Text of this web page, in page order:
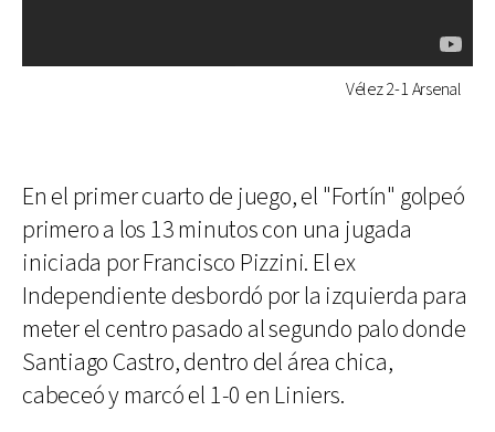
Vélez 2-1 Arsenal
En el primer cuarto de juego, el "Fortín" golpeó
primero a los 13 minutos con una jugada
iniciada por Francisco Pizzini. El ex
Independiente desbordó por la izquierda para
meter el centro pasado al segundo palo donde
Santiago Castro, dentro del área chica,
cabeceó y marcó el 1-0 en Liniers.